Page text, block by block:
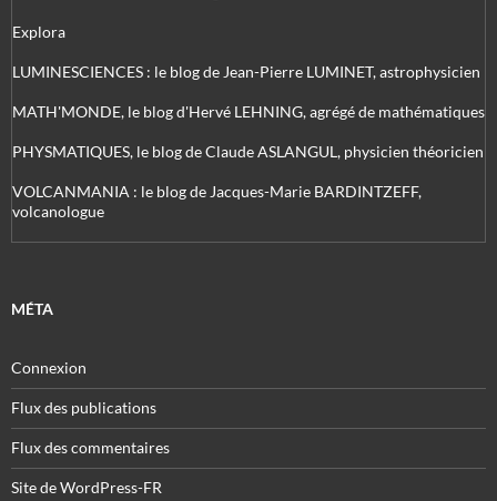
Explora
LUMINESCIENCES : le blog de Jean-Pierre LUMINET, astrophysicien
MATH'MONDE, le blog d'Hervé LEHNING, agrégé de mathématiques
PHYSMATIQUES, le blog de Claude ASLANGUL, physicien théoricien
VOLCANMANIA : le blog de Jacques-Marie BARDINTZEFF,
volcanologue
MÉTA
Connexion
Flux des publications
Flux des commentaires
Site de WordPress-FR